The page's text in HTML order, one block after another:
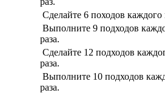
Сделайте 6 походов
Выполните 9 подходов
раза.
Сделайте 12 подходов
раза.
Выполните 10 подходов
раза.